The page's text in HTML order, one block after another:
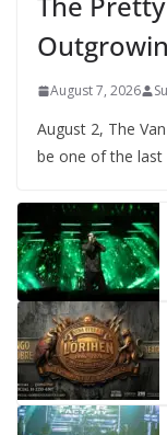
August 7, 2026
August 2, The
be one of the last